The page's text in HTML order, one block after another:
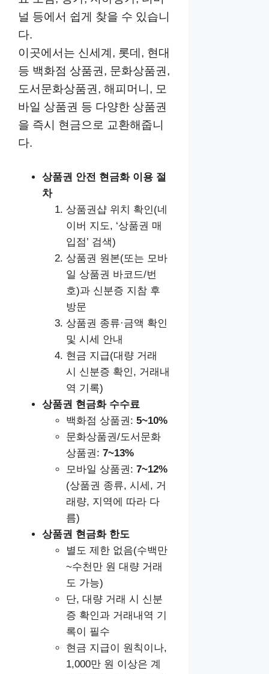
널 등에서 쉽게 찾을 수 있습니
다.
이곳에서는 신세계, 롯데, 현대
등 백화점 상품권, 문화상품권,
도서문화상품권, 해피머니, 모
바일 상품권 등 다양한 상품권
을 즉시 현금으로 교환해줍니
다.
상품권 안전 현금화 이용 절
차
상품권샵 위치 확인(네
이버 지도, ‘상품권 매
입점’ 검색)
상품권 원본(또는 모바
일 상품권 바코드/번
호)과 신분증 지참 후
방문
상품권 종류·금액 확인
및 시세 안내
현금 지급(대량 거래
시 신분증 확인, 거래내
역 기록)
상품권 현금화 수수료
백화점 상품권: 5~10%
문화상품권/도서문화
상품권: 7~13%
모바일 상품권: 7~12%
(상품권 종류, 시세, 거
래량, 지역에 따라 다
름)
상품권 현금화 한도
별도 제한 없음(수백만
~수천만 원 대량 거래
도 가능)
단, 대량 거래 시 신분
증 확인과 거래내역 기
록이 필수
현금 지급이 원칙이나,
1,000만 원 이상은 계